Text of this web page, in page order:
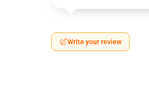
Write your review